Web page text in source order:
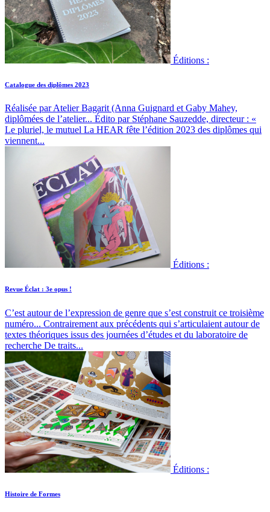
Éditions :
Catalogue des diplômes 2023
Réalisée par Atelier Bagarit (Anna Guignard et Gaby Mahey,
diplômées de l’atelier... Édito par Stéphane Sauzedde, directeur : «
Le pluriel, le mutuel La HEAR fête l’édition 2023 des diplômes qui
viennent...
Éditions :
Revue Éclat : 3e opus !
C’est autour de l’expression de genre que s’est construit ce troisième
numéro... Contrairement aux précédents qui s’articulaient autour de
textes théoriques issus des journées d’études et du laboratoire de
recherche De traits...
Éditions :
Histoire de Formes